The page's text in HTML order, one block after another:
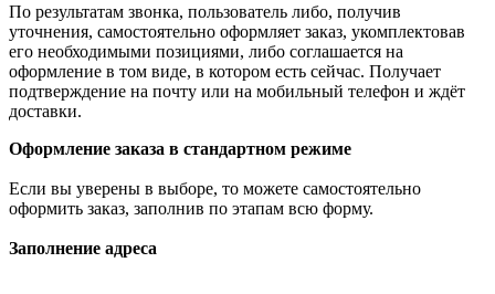
По результатам звонка, пользователь либо, получив
уточнения, самостоятельно оформляет заказ, укомплектовав
его необходимыми позициями, либо соглашается на
оформление в том виде, в котором есть сейчас. Получает
подтверждение на почту или на мобильный телефон и ждёт
доставки.
Оформление заказа в стандартном режиме
Если вы уверены в выборе, то можете самостоятельно
оформить заказ, заполнив по этапам всю форму.
Заполнение адреса